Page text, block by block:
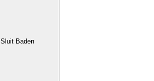
Sluit Baden